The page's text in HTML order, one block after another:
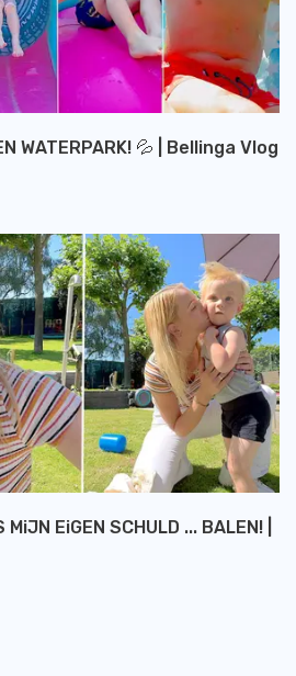
WATERPARK! 💦 | Bellinga Vlog
EiGEN SCHULD ... BALEN! |